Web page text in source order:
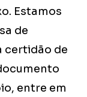
Estamos
de
certidão de
entre em